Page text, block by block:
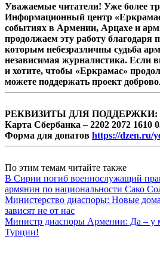
Уважаемые читатели! Уже более
Информационный центр
событиях в Армении, Арцахе и
продолжаем эту работу благодаря
которым небезразличны судьба
независимая журналистика. Если
и хотите, чтобы «Еркрамас»
можете поддержать проект
РЕКВИЗИТЫ ДЛЯ ПОДДЕРЖКИ:
Карта Сбербанка – 2202 2072 1610
Форма для донатов https://dzen.ru/
По этим темам читайте также
В Сирии погиб военнослужащий
армянин по национальности Сако
Министерство диаспоры: Новые
зависят не от нас
Министр диаспоры Армении: Да – у
Турции!